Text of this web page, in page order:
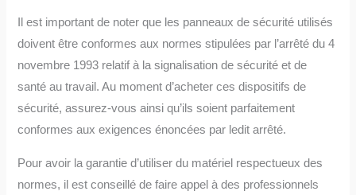
Il est important de noter que les panneaux de sécurité utilisés
doivent être conformes aux normes stipulées par l’arrêté du 4
novembre 1993 relatif à la signalisation de sécurité et de
santé au travail. Au moment d’acheter ces dispositifs de
sécurité, assurez-vous ainsi qu’ils soient parfaitement
conformes aux exigences énoncées par ledit arrêté.
Pour avoir la garantie d’utiliser du matériel respectueux des
normes, il est conseillé de faire appel à des professionnels